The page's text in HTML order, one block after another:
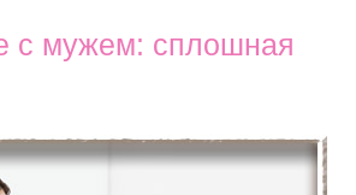
с мужем: сплошная